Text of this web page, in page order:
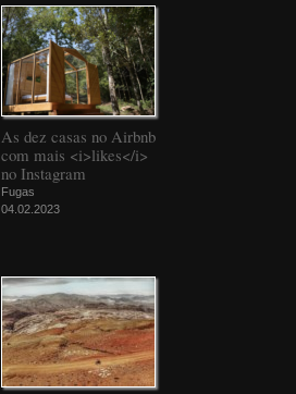
As dez casas no Airbnb
com mais <i>likes</i>
no Instagram
Fugas
04.02.2023